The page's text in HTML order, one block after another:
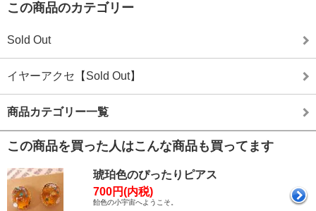
この商品のカテゴリー
Sold Out
イヤーアクセ【Sold Out】
商品カテゴリー一覧
この商品を買った人はこんな商品も買ってます
琥珀色のぴったりピアス
700円(内税)
飴色の小宇宙へようこそ。